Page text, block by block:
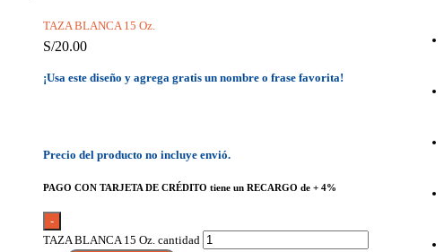
TAZA BLANCA 15 Oz.
S/20.00
¡Usa este diseño y agrega gratis un nombre o frase favorita!
Precio del producto no incluye envió.
PAGO CON TARJETA DE CRÉDITO tiene un RECARGO de + 4%
-
TAZA BLANCA 15 Oz. cantidad